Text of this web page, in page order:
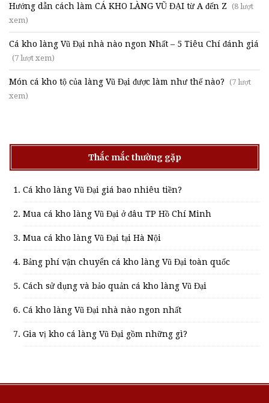
Hướng dẫn cách làm CÁ KHO LÀNG VŨ ĐẠI từ A đến Z (8 lượt
xem)
Cá kho làng Vũ Đại nhà nào ngon Nhất – 5 Tiêu Chí đánh giá
(7 lượt xem)
Món cá kho tộ của làng Vũ Đại được làm như thế nào? (7 lượt
xem)
Thắc mắc thường gặp
Cá kho làng Vũ Đại giá bao nhiêu tiền?
Mua cá kho làng Vũ Đại ở đâu TP Hồ Chí Minh
Mua cá kho làng Vũ Đại tại Hà Nội
Bảng phí vận chuyển cá kho làng Vũ Đại toàn quốc
Cách sử dụng và bảo quản cá kho làng Vũ Đại
Cá kho làng Vũ Đại nhà nào ngon nhất
Gia vị kho cá làng Vũ Đại gồm những gì?